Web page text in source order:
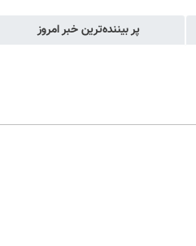
پر بیننده‌ترین خبر امروز